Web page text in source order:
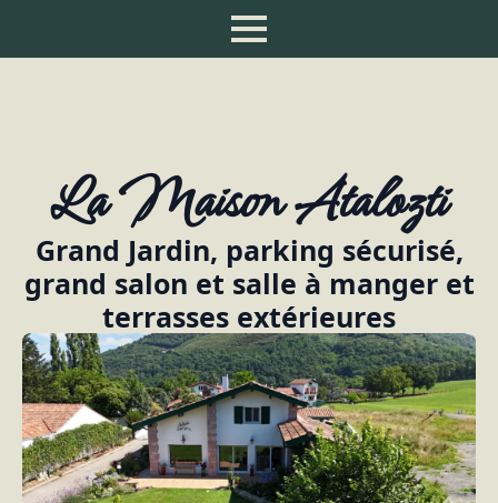
La Maison Atalozti
Grand Jardin, parking sécurisé,
grand salon et salle à manger et
terrasses extérieures